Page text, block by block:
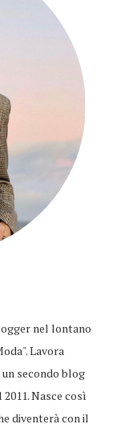
nel lontano
Lavora
secondo blog
Nasce così
diventerà con il